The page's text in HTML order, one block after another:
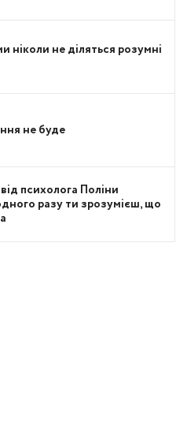
ніколи не діляться розумні
не буде
психолога Поліни
разу ти зрозумієш, що